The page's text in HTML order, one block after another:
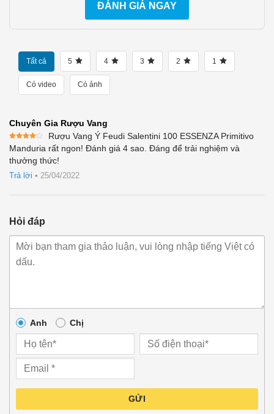
ĐÁNH GIÁ NGAY
Tất cả 5 4 3 2 1
Có video Có ảnh
Chuyên Gia Rượu Vang
Được
xếp
hạng4
Rượu Vang Ý Feudi Salentini 100 ESSENZA Primitivo
Manduria rất ngon! Đánh giá 4 sao. Đáng để trải nghiệm và
thưởng thức!
Trả lời • 25/04/2022
Hỏi đáp
Anh Chị
GỬI